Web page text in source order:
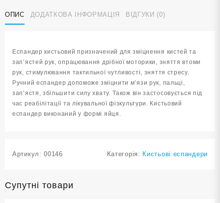
DQ-
8211-
ОПИС ДОДАТКОВА ІНФОРМАЦІЯ ВІДГУКИ (0)
Еспандер кистьовий призначений для зміцнення кистей та
зап’ястей рук, опрацювання дрібної моторики, зняття втоми
рук, стимулювання тактильної чутливості, зняття стресу.
Ручний еспандер допоможе зміцнити м’язи рук, пальці,
зап’ястя, збільшити силу хвату. Також він застосовується під
час реабілітації та лікувальної фізкультури. Кистьовий
еспандер виконаний у формі яйця.
Артикул:00146 Категорія: Кистьові еспандери
Супутні товари